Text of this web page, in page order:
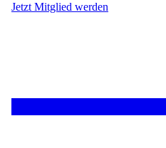
Jetzt Mitglied werden